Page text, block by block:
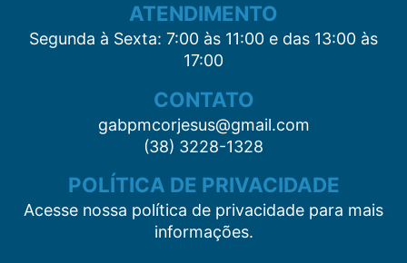
ATENDIMENTO
Segunda à Sexta: 7:00 às 11:00 e das 13:00 às
17:00
CONTATO
gabpmcorjesus@gmail.com
(38) 3228-1328
POLÍTICA DE PRIVACIDADE
Acesse nossa política de privacidade para mais
informações.